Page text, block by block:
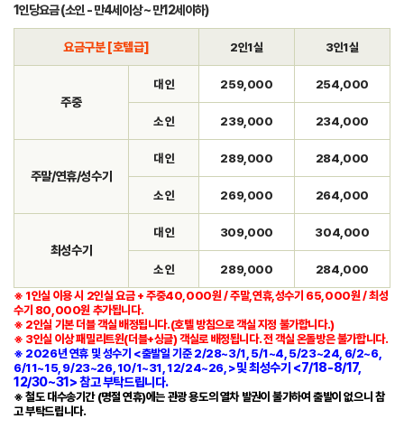
1인당요금 (소인 - 만4세이상 ~ 만12세이하)
요금구분 [호텔급] 2인1실 3인1실
주중
대 인 259,000 254,000
소 인 239,000 234,000
주말/연휴/성수기
대 인 289,000 284,000
소 인 269,000 264,000
최성수기
대 인 309,000 304,000
소 인 289,000
284,000
※ 1인실 이용 시 2인실 요금 + 주중40,000원 / 주말,연휴,성수기 65,000원 / 최성
수기 80,000원 추가됩니다.
※ 2인실 기본 더블 객실 배정됩니다.(호텔 방침으로 객실 지정 불가합니다.)
※ 3인실 이상 패밀리트윈(더블+싱글) 객실로 배정됩니다. 전 객실 온돌방은 불가합니다.
※ 2026년 연휴 및 성수기 <출발일 기준 2/28~3/1, 5/1~4, 5/23~24, 6/2~6,
6/11~15, 9/23~26, 10/1~31, 12/24~26, >및 최성수기 <7/18-8/17,
12/30~31> 참고 부탁드립니다.
※ 철도 대수송기간 (명절 연휴)에는 관광 용도의 열차 발권이 불가하여 출발이 없으니 참
고 부탁드립니다.